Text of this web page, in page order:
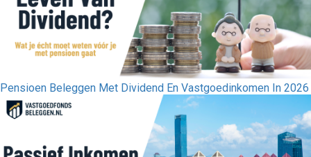
Pensioen Beleggen Met Dividend En Vastgoedinkomen In 2026